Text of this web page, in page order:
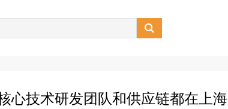

心技术研发团队和供应链都在上海